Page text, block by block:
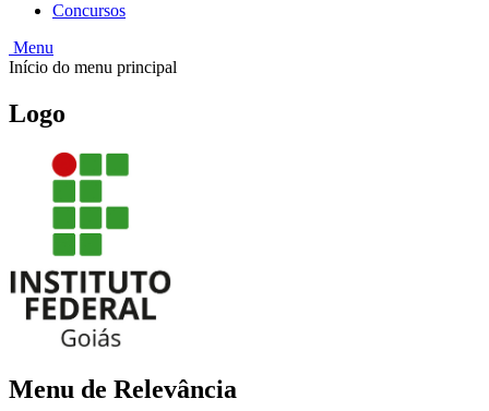
Concursos
Menu
Início do menu principal
Logo
Menu de Relevância